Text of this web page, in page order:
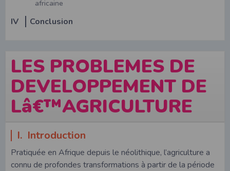
LES PROBLEMES DE
DEVELOPPEMENT DE
Lâ€™AGRICULTURE
I. Introduction
Pratiquée en Afrique depuis le néolithique, l’agriculture a
connu de profondes transformations à partir de la période
africaine
IV Conclusion